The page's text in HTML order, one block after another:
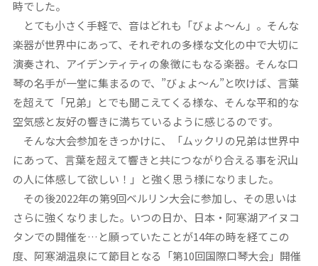
時でした。
とても小さく手軽で、音はどれも「びょよ〜ん」。そんな
楽器が世界中にあって、それぞれの多様な文化の中で大切に
演奏され、アイデンティティの象徴にもなる楽器。そんな口
琴の名手が一堂に集まるので、”びょよ〜ん”と吹けば、言葉
を超えて「兄弟」とでも聞こえてくる様な、そんな平和的な
空気感と友好の響きに満ちているように感じるのです。
そんな大会参加をきっかけに、「ムックリの兄弟は世界中
にあって、言葉を超えて響きと共につながり合える事を沢山
の人に体感して欲しい！」と強く思う様になりました。
その後2022年の第9回ベルリン大会に参加し、その思いは
さらに強くなりました。いつの日か、日本・阿寒湖アイヌコ
タンでの開催を…と願っていたことが14年の時を経てこの
度、阿寒湖温泉にて節目となる「第10回国際口琴大会」開催